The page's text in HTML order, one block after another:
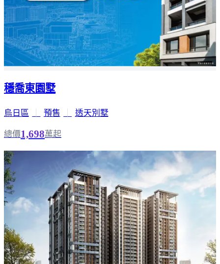
穩喬東園墅
烏日區 預售 透天別墅
總價1,698萬起